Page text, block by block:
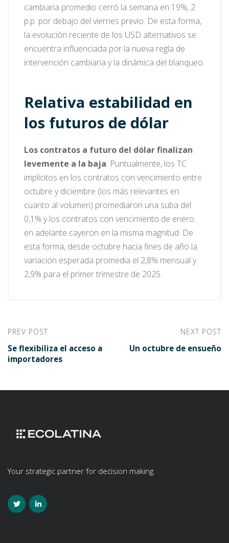
cambiaria promedio cerró la semana en 19%, 2
p.p. por debajo del viernes previo. De esta forma,
la evolución reciente de los USD alternativos se
encuentra influenciada por la nueva regla de
intervención cambiaria y la dinámica del blanqueo.
Relativa estabilidad en
los futuros de dólar
Los contratos a futuro del dólar finalizan
levemente a la baja. Puntualmente, los TC
implícitos en los contratos con vencimiento entre
octubre y diciembre (los más relevantes en
cuanto al volumen) promediaron una suba del
0,1% y los contratos con vencimiento de enero
en adelante cayeron en la misma magnitud. De
esta forma, desde octubre hacia fines de año la
variación esperada promedia el 2,8% mensual y
2,9% para el primer trimestre de 2025.
PREV POST
Se flexibiliza el acceso a
importadores
NEXT POST
Un octubre de ensueño
Your strategic partner for decision making.